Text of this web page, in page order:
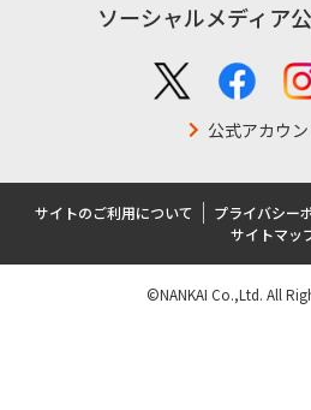
ソーシャルメディア
公式アカウ
サイトのご利用について プライバシー
サイトマッ
©NANKAI Co.,Ltd. All